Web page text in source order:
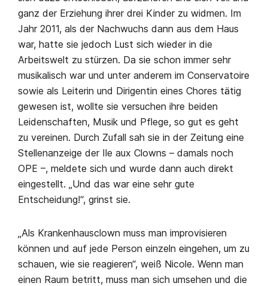
ganz der Erziehung ihrer drei Kinder zu widmen. Im
Jahr 2011, als der Nachwuchs dann aus dem Haus
war, hatte sie jedoch Lust sich wieder in die
Arbeitswelt zu stürzen. Da sie schon immer sehr
musikalisch war und unter anderem im Conservatoire
sowie als Leiterin und Dirigentin eines Chores tätig
gewesen ist, wollte sie versuchen ihre beiden
Leidenschaften, Musik und Pflege, so gut es geht
zu vereinen. Durch Zufall sah sie in der Zeitung eine
Stellenanzeige der Ile aux Clowns – damals noch
OPE –, meldete sich und wurde dann auch direkt
eingestellt. „Und das war eine sehr gute
Entscheidung!“, grinst sie.
„Als Krankenhausclown muss man improvisieren
können und auf jede Person einzeln eingehen, um zu
schauen, wie sie reagieren“, weiß Nicole. Wenn man
einen Raum betritt, muss man sich umsehen und die